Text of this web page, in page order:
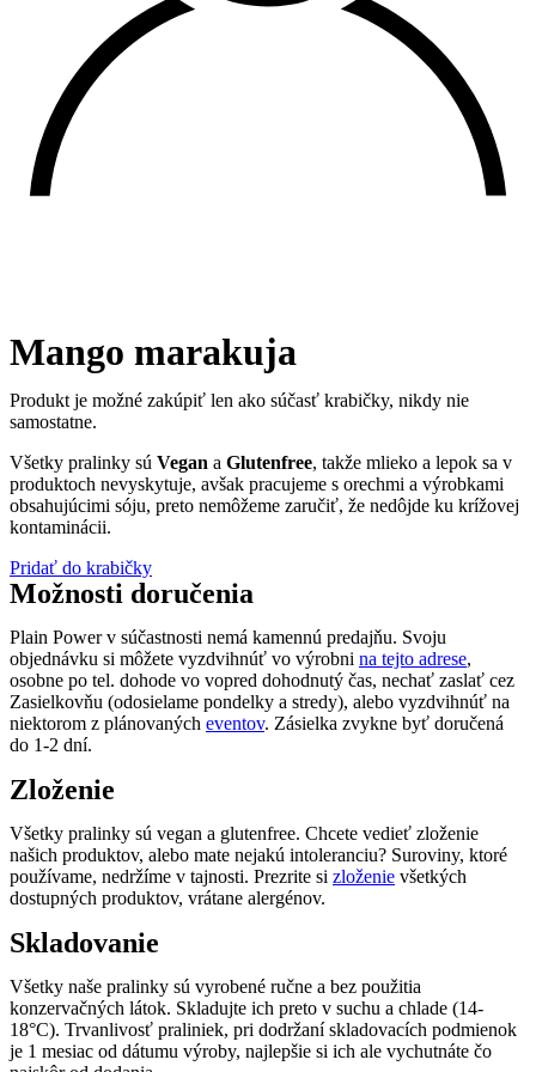
Mango marakuja
Produkt je možné zakúpiť len ako súčasť krabičky, nikdy nie
samostatne.
Všetky pralinky sú Vegan a Glutenfree, takže mlieko a lepok sa v
produktoch nevyskytuje, avšak pracujeme s orechmi a výrobkami
obsahujúcimi sóju, preto nemôžeme zaručiť, že nedôjde ku krížovej
kontaminácii.
Pridať do krabičky
Možnosti doručenia
Plain Power v súčastnosti nemá kamennú predajňu. Svoju
objednávku si môžete vyzdvihnúť vo výrobni na tejto adrese,
osobne po tel. dohode vo vopred dohodnutý čas, nechať zaslať cez
Zasielkovňu (odosielame pondelky a stredy), alebo vyzdvihnúť na
niektorom z plánovaných eventov. Zásielka zvykne byť doručená
do 1-2 dní.
Zloženie
Všetky pralinky sú vegan a glutenfree. Chcete vedieť zloženie
našich produktov, alebo mate nejakú intoleranciu? Suroviny, ktoré
používame, nedržíme v tajnosti. Prezrite si zloženie všetkých
dostupných produktov, vrátane alergénov.
Skladovanie
Všetky naše pralinky sú vyrobené ručne a bez použitia
konzervačných látok. Skladujte ich preto v suchu a chlade (14-
18°C). Trvanlivosť praliniek, pri dodržaní skladovacích podmienok
je 1 mesiac od dátumu výroby, najlepšie si ich ale vychutnáte čo